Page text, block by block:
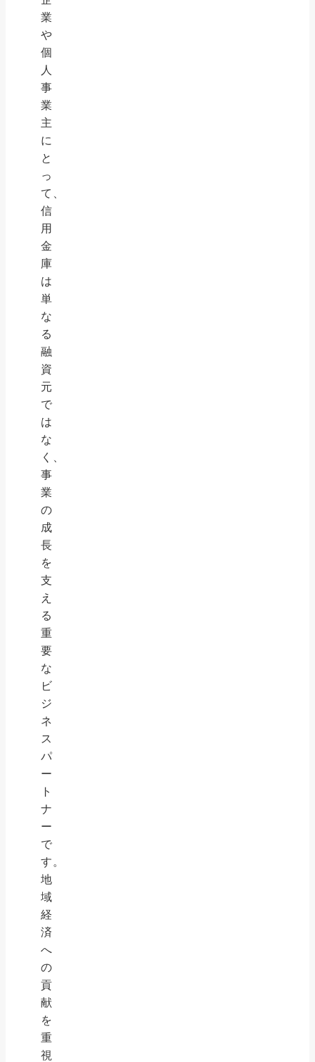
業
や
個
人
事
業
主
に
と
っ
て、
信
用
金
庫
は
単
な
る
融
資
元
で
は
な
く、
事
業
の
成
長
を
支
え
る
重
要
な
ビ
ジ
ネ
ス
パ
ー
ト
ナ
ー
で
す。
地
域
経
済
へ
の
貢
献
を
重
視